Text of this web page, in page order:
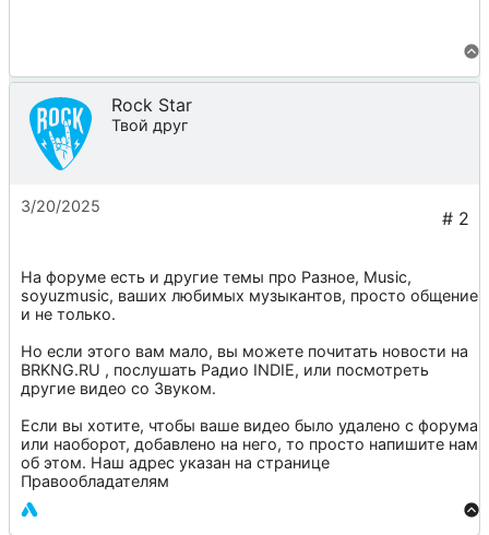
Rock Star
Твой друг
3/20/2025
На форуме есть и другие темы про Разное, Music,
soyuzmusic, ваших любимых музыкантов, просто общение
и не только.
Но если этого вам мало, вы можете почитать новости на
BRKNG.RU , послушать Радио INDIE, или посмотреть
другие видео со Звуком.
Если вы хотите, чтобы ваше видео было удалено с форума
или наоборот, добавлено на него, то просто напишите нам
об этом. Наш адрес указан на странице
Правообладателям